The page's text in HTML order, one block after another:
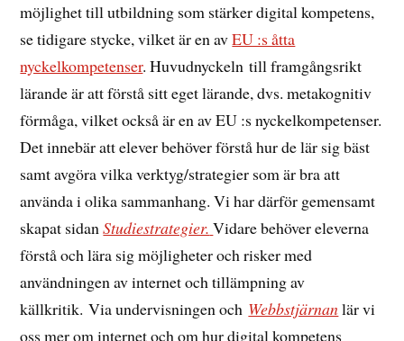
möjlighet till utbildning som stärker digital kompetens,
se tidigare stycke, vilket är en avEU :s åtta
nyckelkompetenser. Huvudnyckeln till framgångsrikt
lärande är att förstå sitt eget lärande, dvs. metakognitiv
förmåga, vilket också är en av EU :s nyckelkompetenser.
Det innebär att elever behöver förstå hur de lär sig bäst
samt avgöra vilka verktyg/strategier som är bra att
använda i olika sammanhang. Vi har därför gemensamt
skapat sidanStudiestrategier. Vidare behöver eleverna
förstå och lära sig möjligheter och risker med
användningen av internet och tillämpning av
källkritik. Via undervisningen och Webbstjärnanlär vi
oss mer om internet och om hur digital kompetens